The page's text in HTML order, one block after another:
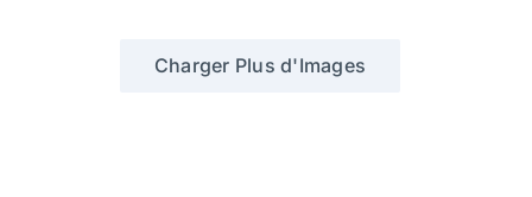
Charger Plus d'Images